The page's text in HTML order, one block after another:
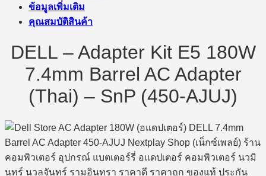
ข้อมูลเพิ่มเติม
คุณสมบัติสินค้า
DELL – Adapter Kit E5 180W
7.4mm Barrel AC Adapter
(Thai) – SnP (450-AJUJ)